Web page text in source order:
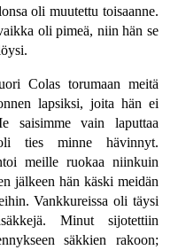
oli muutettu toisaanne.
oli pimeä, niin hän se
Colas torumaan meitä
lapsiksi, joita hän ei
saisimme vain laputtaa
ties minne hävinnyt.
meille ruokaa niinkuin
jälkeen hän käski meidän
Vankkureissa oli täysi
Minut sijotettiin
säkkien rakoon;